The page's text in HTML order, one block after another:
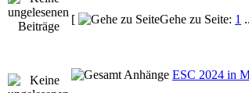
[
Gehe zu Seite: 1
ESC 2024 in